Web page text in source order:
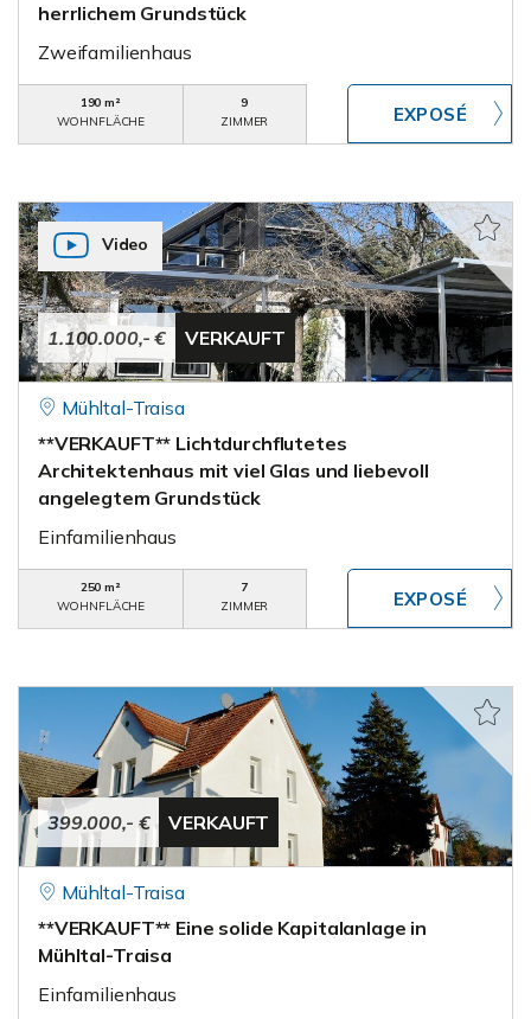
herrlichem Grundstück
Zweifamilienhaus
190 m²
WOHNFLÄCHE
9
ZIMMER
1.100.000,- € VERKAUFT
Video
Mühltal-Traisa
**VERKAUFT** Lichtdurchflutetes
Architektenhaus mit viel Glas und liebevoll
angelegtem Grundstück
Einfamilienhaus
250 m²
WOHNFLÄCHE
7
ZIMMER
399.000,- € VERKAUFT
Mühltal-Traisa
**VERKAUFT** Eine solide Kapitalanlage in
Mühltal-Traisa
Einfamilienhaus